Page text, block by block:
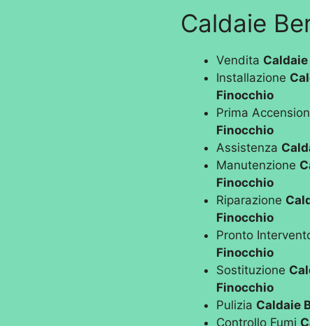
Caldaie
Vendita
Installazione
Finocchio
Prima
Finocchio
Assistenza
Manutenzione
Finocchio
Riparazione
Finocchio
Pronto
Finocchio
Sostituzione
Finocchio
Pulizia Caldaie
Controllo Fumi